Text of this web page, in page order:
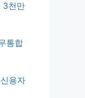
3천만
통합
용자